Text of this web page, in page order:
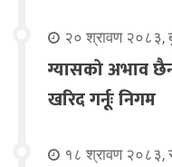
२० श्रावण २०८३,
ग्यासको अभाव
खरिद गर्नूः निगम
१८ श्रावण २०८३,